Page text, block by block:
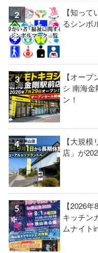
【知っ
るシンボ
【オー
シ 南海
ン！
【大規
店」が
【2026
キッチン
ムナイト